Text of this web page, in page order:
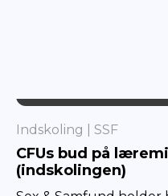
Indskoling SSF
CFUs bud på
(indskolingen)
SSF